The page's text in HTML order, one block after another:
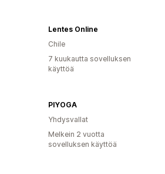
Lentes Online
Chile
7 kuukautta sovelluksen
käyttöä
PIYOGA
Yhdysvallat
Melkein 2 vuotta
sovelluksen käyttöä